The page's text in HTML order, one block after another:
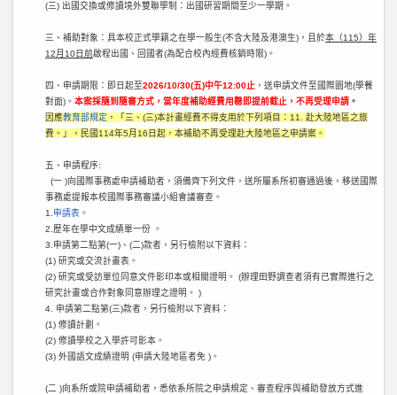
(三) 出國交換或修讀境外雙聯學制：出國研習期間至少一學期。
三、補助對象：具本校正式學籍之在學一般生(不含大陸及港澳生)，且於本（115）年
12月10日前啟程出國、回國者(為配合校內經費核銷時限)。
四、申請期限：即日起至2026/10/30(五)中午12:00止 ，送申請文件至國際園地(學餐
對面)。 本案採隨到隨審方式，當年度補助經費用罄即提前截止，不再受理申請 。
因應教育部規定 ，「三、(三)本計畫經費不得支用於下列項目：11. 赴大陸地區之旅
費。」，民國114年5月16日起，本補助不再受理赴大陸地區之申請案。
五、申請程序:
(一 )向國際事務處申請補助者，須備齊下列文件，送所屬系所初審通過後，移送國際
事務處提報本校國際事務審議小組會議審查。
1. 申請表 。
2.歷年在學中文成績單一份 。
3.申請第二點第(一)、(二)款者，另行檢附以下資料：
(1) 研究或交流計畫表。
(2) 研究或受訪單位同意文件影印本或相關證明。 (辦理田野調查者須有已實際進行之
研究計畫或合作對象同意辦理之證明。 )
4. 申請第二點第(三)款者，另行檢附以下資料：
(1) 修讀計劃。
(2) 修讀學校之入學許可影本。
(3) 外國語文成績證明 (申請大陸地區者免 )。
(二 )向系所或院申請補助者，悉依系所院之申請規定、審查程序與補助發放方式進